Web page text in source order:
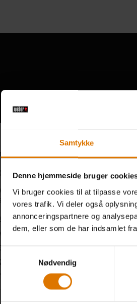
Samtykke
Denne hjemmeside bruger
Vi bruger cookies til at tilpasse
vores trafik. Vi deler også
annonceringspartnere og
dem, eller som de har indsamlet
Samtykkevalg
Nødvendig